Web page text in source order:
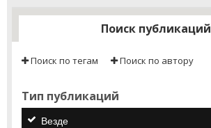
Поиск публикаций
Поиск по тегам Поиск по автору
Тип публикаций
Везде